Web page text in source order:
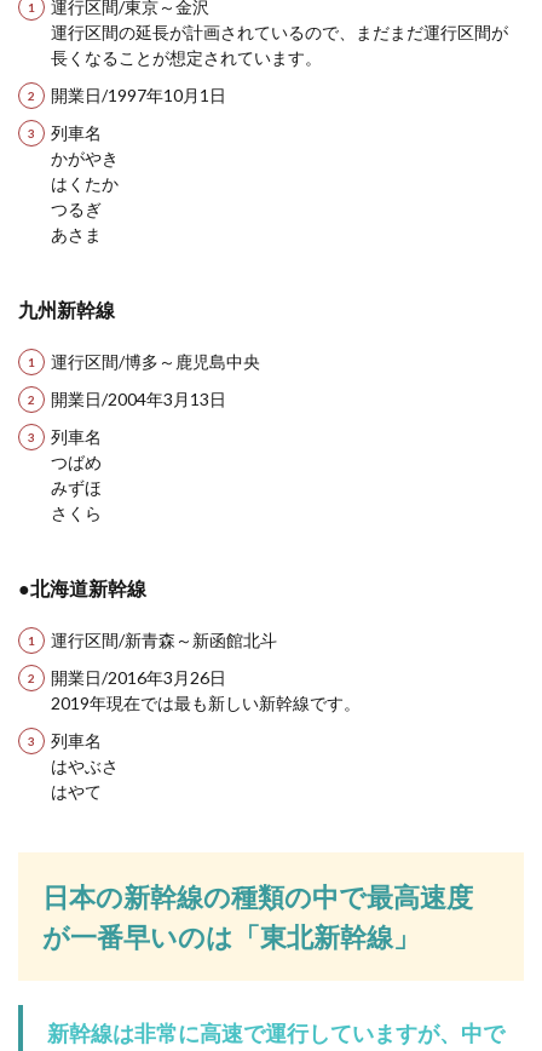
運行区間/東京～金沢
運行区間の延長が計画されているので、まだまだ運行区間が
長くなることが想定されています。
開業日/1997年10月1日
列車名
かがやき
はくたか
つるぎ
あさま
九州新幹線
運行区間/博多～鹿児島中央
開業日/2004年3月13日
列車名
つばめ
みずほ
さくら
●北海道新幹線
運行区間/新青森～新函館北斗
開業日/2016年3月26日
2019年現在では最も新しい新幹線です。
列車名
はやぶさ
はやて
日本の新幹線の種類の中で最高速度
が一番早いのは「東北新幹線」
新幹線は非常に高速で運行していますが、中で